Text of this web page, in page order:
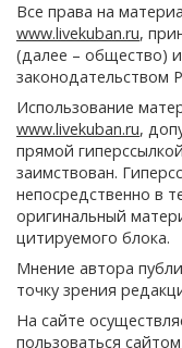
Все права на
www.livekuban.ru,
(далее – общество)
законодательством
Использование
www.livekuban.ru,
прямой
заимствован.
непосредственно в
оригинальный
цитируемого блока.
Мнение автора
точку зрения
На сайте
пользоваться